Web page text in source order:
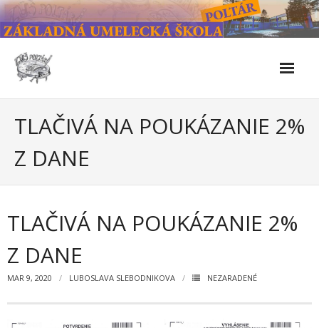
Skip
to
content
- Súčasnosť
- Naše úspechy od roku 2019 – do 2024
Zamestnanci
TLAČIVÁ NA POUKÁZANIE 2%
Z DANE
TLAČIVÁ NA POUKÁZANIE 2%
Z DANE
MAR 9, 2020 LUBOSLAVA SLEBODNIKOVA NEZARADENÉ